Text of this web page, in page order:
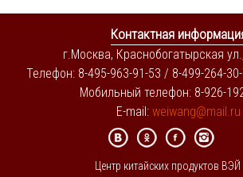
Контактная
г.Москва, Краснобогатырская
Телефон: 8-495-963-91-53 / 8-499-264-
Мобильный телефон: 8-926-
E-mail: weiwang@mail.ru
Центр китайских продуктов